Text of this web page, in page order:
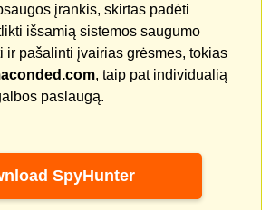
įrankis, skirtas padėti
išsamią sistemos saugumo
ir pašalinti įvairias grėsmes, tokias
, taip pat individualią
paslaugą.
SpyHunter